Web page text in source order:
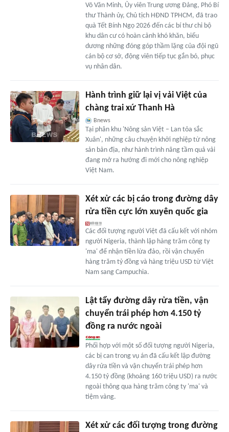
Võ Văn Minh, Ủy viên Trung ương Đảng, Phó Bí
thư Thành ủy, Chủ tịch HĐND TPHCM, đã trao
quà Tết Bính Ngọ 2026 đến các bí thư chi bộ
khu dân cư có hoàn cảnh khó khăn, biểu
dương những đóng góp thầm lặng của đội ngũ
cán bộ cơ sở, động viên tiếp tục gắn bó, phục
vụ nhân dân.
Hành trình giữ lại vị vải Việt của
chàng trai xứ Thanh Hà
Bnews
Tại phân khu 'Nông sản Việt – Lan tỏa sắc
Xuân', những câu chuyện khởi nghiệp từ nông
sản bản địa, như hành trình nâng tầm quả vải
đang mở ra hướng đi mới cho nông nghiệp
Việt Nam.
Xét xử các bị cáo trong đường dây
rửa tiền cực lớn xuyên quốc gia
Các đối tượng người Việt đã cấu kết với nhóm
người Nigeria, thành lập hàng trăm công ty
'ma' để nhận tiền lừa đảo, rồi vận chuyển
hàng trăm tỷ đồng và hàng triệu USD từ Việt
Nam sang Campuchia.
Lật tẩy đường dây rửa tiền, vận
chuyển trái phép hơn 4.150 tỷ
đồng ra nước ngoài
Phối hợp với một số đối tượng người Nigeria,
các bị can trong vụ án đã cấu kết lập đường
dây rửa tiền và vận chuyển trái phép hơn
4.150 tỷ đồng (khoảng 160 triệu USD) ra nước
ngoài thông qua hàng trăm công ty 'ma' và
tiệm vàng.
Xét xử các đối tượng trong đường